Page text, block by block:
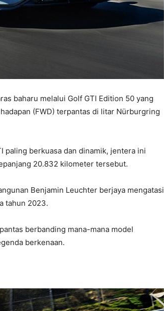
baharu melalui Golf GTI Edition 50 yang
(FWD) terpantas di litar Nürburgring
paling berkuasa dan dinamik, jentera ini
20.832 kilometer tersebut.
Benjamin Leuchter berjaya mengatasi
tahun 2023.
berbanding mana-mana model
berkenaan.